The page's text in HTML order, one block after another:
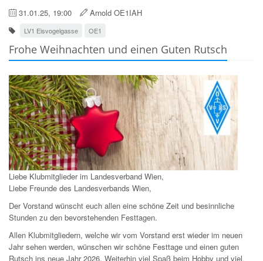
31.01.25, 19:00 Arnold OE1IAH
LV1 Eisvogelgasse OE1
Frohe Weihnachten und einen Guten Rutsch
Liebe Klubmitglieder im Landesverband Wien,
Liebe Freunde des Landesverbands Wien,
Der Vorstand wünscht euch allen eine schöne Zeit und besinnliche
Stunden zu den bevorstehenden Festtagen.
Allen Klubmitgliedern, welche wir vom Vorstand erst wieder im neuen
Jahr sehen werden, wünschen wir schöne Festtage und einen guten
Rutsch ins neue Jahr 2026. Weiterhin viel Spaß beim Hobby und viel